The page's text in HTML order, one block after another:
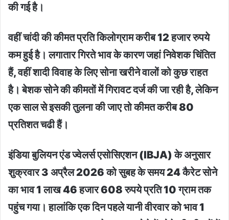
की गई है।
वहीं चांदी की कीमत प्रति किलोग्राम करीब 12 हजार रुपये
कम हुई है। लगातार गिरते भाव के कारण जहां निवेशक चिंतित
हैं, वहीं शादी विवाह के लिए सोना खरीने वालों को कुछ राहत
है। बेशक सोने की कीमतों में गिरावट दर्ज की जा रही है, लेकिन
एक साल से इसकी तुलना की जाए तो कीमत करीब 80
प्रतिशत चढी हैं।
इंडिया बुलियन एंड ज्वेलर्स एसोसिएशन (IBJA) के अनुसार
शुक्रवार 3 अप्रैल 2026 को सुबह के समय 24 कैरेट सोने
का भाव 1 लाख 46 हजार 608 रुपये प्रति 10 ग्राम तक
पहुंच गया। हालांकि एक दिन पहले यानी वीरवार को भाव 1